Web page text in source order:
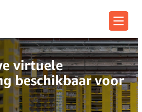
Menu
virtuele
beschikbaar voor